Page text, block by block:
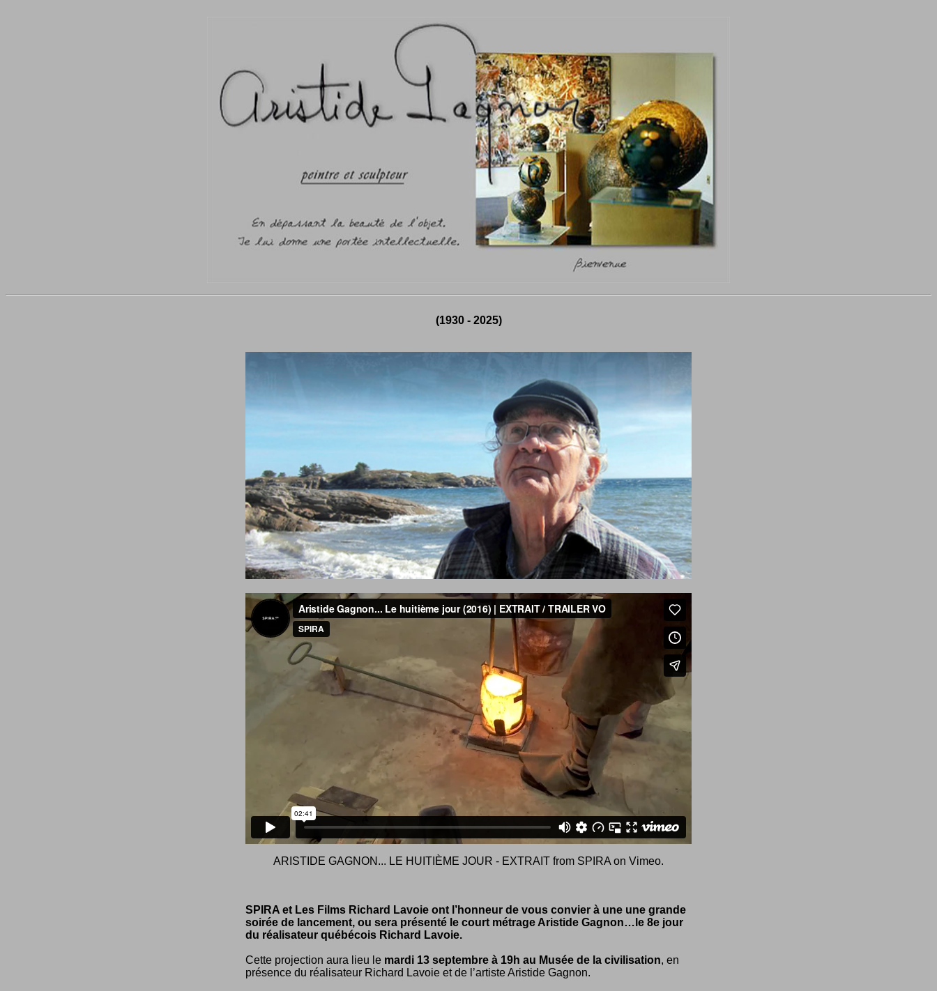
(1930 - 2025)
ARISTIDE GAGNON... LE HUITIÈME JOUR - EXTRAIT from SPIRA on Vimeo.
SPIRA et Les Films Richard Lavoie ont l’honneur de vous convier à une une grande
soirée de lancement, ou sera présenté le court métrage Aristide Gagnon…le 8e jour
du réalisateur québécois Richard Lavoie.
Cette projection aura lieu le mardi 13 septembre à 19h au Musée de la civilisation, en
présence du réalisateur Richard Lavoie et de l’artiste Aristide Gagnon.